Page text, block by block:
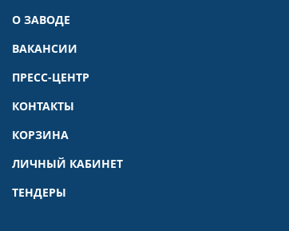
О ЗАВОДЕ
ВАКАНСИИ
ПРЕСС-ЦЕНТР
КОНТАКТЫ
КОРЗИНА
ЛИЧНЫЙ КАБИНЕТ
ТЕНДЕРЫ